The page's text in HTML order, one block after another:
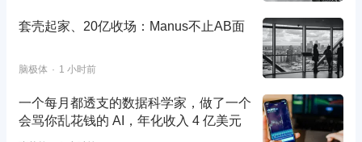
套壳起家、20亿收场：Manus不止AB面
脑极体 1 小时前
一个每月都透支的数据科学家，做了一个
会骂你乱花钱的 AI，年化收入 4 亿美元